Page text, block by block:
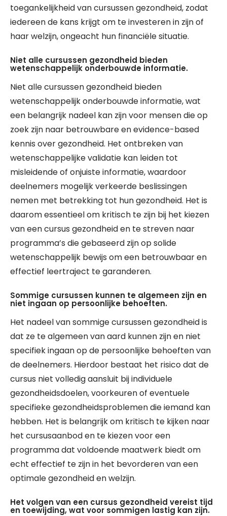
toegankelijkheid van cursussen gezondheid, zodat
iedereen de kans krijgt om te investeren in zijn of
haar welzijn, ongeacht hun financiële situatie.
Niet alle cursussen gezondheid bieden
wetenschappelijk onderbouwde informatie.
Niet alle cursussen gezondheid bieden
wetenschappelijk onderbouwde informatie, wat
een belangrijk nadeel kan zijn voor mensen die op
zoek zijn naar betrouwbare en evidence-based
kennis over gezondheid. Het ontbreken van
wetenschappelijke validatie kan leiden tot
misleidende of onjuiste informatie, waardoor
deelnemers mogelijk verkeerde beslissingen
nemen met betrekking tot hun gezondheid. Het is
daarom essentieel om kritisch te zijn bij het kiezen
van een cursus gezondheid en te streven naar
programma’s die gebaseerd zijn op solide
wetenschappelijk bewijs om een betrouwbaar en
effectief leertraject te garanderen.
Sommige cursussen kunnen te algemeen zijn en
niet ingaan op persoonlijke behoeften.
Het nadeel van sommige cursussen gezondheid is
dat ze te algemeen van aard kunnen zijn en niet
specifiek ingaan op de persoonlijke behoeften van
de deelnemers. Hierdoor bestaat het risico dat de
cursus niet volledig aansluit bij individuele
gezondheidsdoelen, voorkeuren of eventuele
specifieke gezondheidsproblemen die iemand kan
hebben. Het is belangrijk om kritisch te kijken naar
het cursusaanbod en te kiezen voor een
programma dat voldoende maatwerk biedt om
echt effectief te zijn in het bevorderen van een
optimale gezondheid en welzijn.
Het volgen van een cursus gezondheid vereist tijd
en toewijding, wat voor sommigen lastig kan zijn.